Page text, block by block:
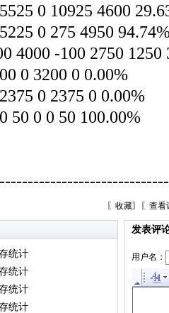
0 10925 4600
0 275 4950
4000 -100 2750 1250
0 3200 0 0.00%
0 2375 0 0.00%
50 0 0 50 100.00%
〖 收藏〗〖 查看
统计
统计
统计
统计
发表评
用户名：